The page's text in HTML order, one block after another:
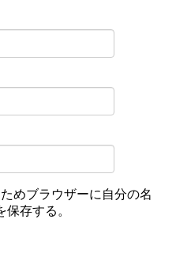
めブラウザーに自分の名
存する。